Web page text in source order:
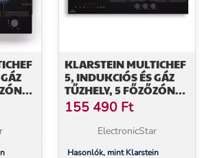
KLARSTEIN MULTICHEF
5, INDUKCIÓS ÉS GÁZ
TŰZHELY, 5 FŐZŐZÓNA,
3 GÁZÉGŐ, 2 INDUKCIÓS
FŐZŐLAP, FLEXZONE
155 490 Ft
ElectronicStar
Hasonlók, mint Klarstein